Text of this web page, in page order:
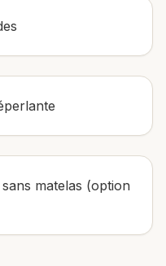
matelas (option